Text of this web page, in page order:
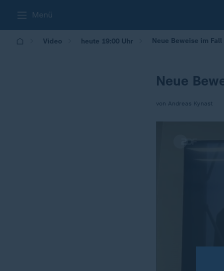
Menü
Video heute 19:00 Uhr Neue Beweise im
Neue
von Andreas Kynast